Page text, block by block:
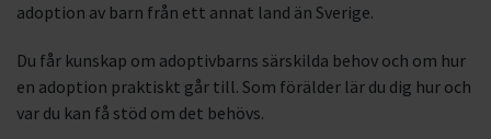
adoption av barn från ett annat land än Sverige.
Du får kunskap om adoptivbarns särskilda behov och om hur
en adoption praktiskt går till. Som förälder lär du dig hur och
var du kan få stöd om det behövs.